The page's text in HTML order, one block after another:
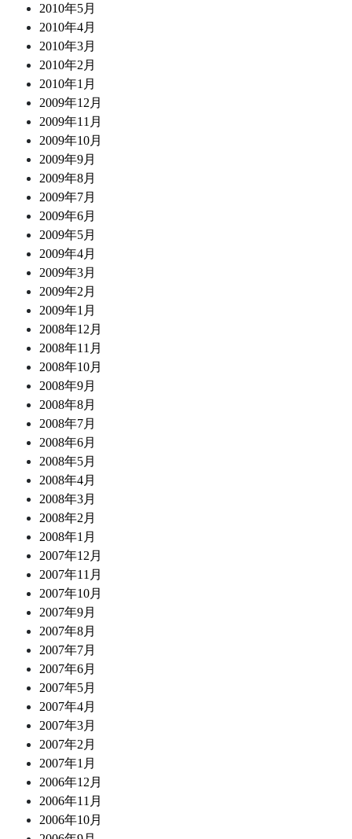
2010年5月
2010年4月
2010年3月
2010年2月
2010年1月
2009年12月
2009年11月
2009年10月
2009年9月
2009年8月
2009年7月
2009年6月
2009年5月
2009年4月
2009年3月
2009年2月
2009年1月
2008年12月
2008年11月
2008年10月
2008年9月
2008年8月
2008年7月
2008年6月
2008年5月
2008年4月
2008年3月
2008年2月
2008年1月
2007年12月
2007年11月
2007年10月
2007年9月
2007年8月
2007年7月
2007年6月
2007年5月
2007年4月
2007年3月
2007年2月
2007年1月
2006年12月
2006年11月
2006年10月